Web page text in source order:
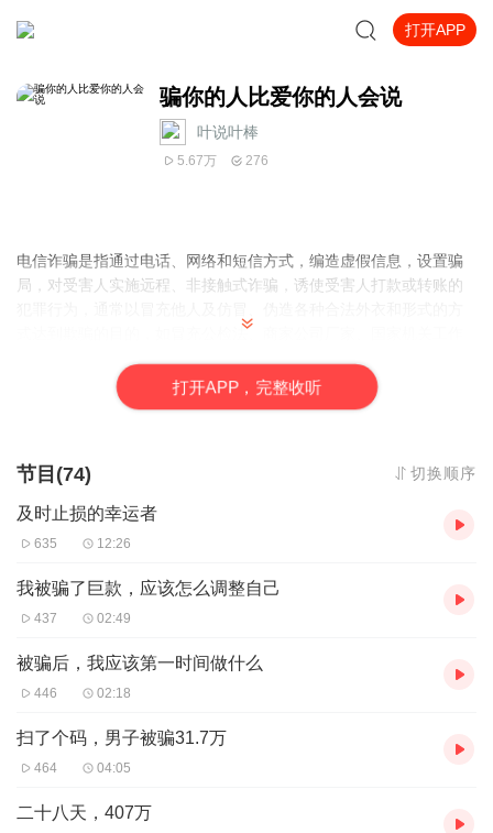
打开APP
骗你的人比爱你的人会说
叶说叶棒
5.67万 276
电信诈骗是指通过电话、网络和短信方式，编造虚假信息，设置骗
局，对受害人实施远程、非接触式诈骗，诱使受害人打款或转账的
式达到欺骗的目的，如冒充公检法、商家公司厂家、国家机关工作
单、贷款、手机定位和招嫖等形式进行诈骗。从2000年新千年以
来，随着科技的发展，一系列技术工具的开发出现和被使用，许多
民群众造成了很大的损失。
电信网络诈骗，是指以非法占有为目的，利用电信网络技术手段，
通过远程、非接触等方式，诈骗公私财物的行为。[8]
打开APP，完整收听
节目(74) 切换顺序
及时止损的幸运者
635 12:26
我被骗了巨款，应该怎么调整自己
437 02:49
被骗后，我应该第一时间做什么
446 02:18
扫了个码，男子被骗31.7万
464 04:05
二十八天，407万